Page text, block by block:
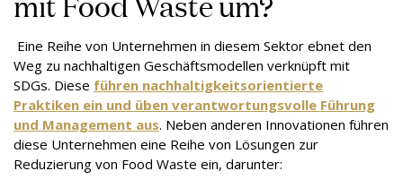
Eine Reihe von Unternehmen in diesem Sektor ebnet den
Weg zu nachhaltigen Geschäftsmodellen verknüpft mit
SDGs. Diese führen nachhaltigkeitsorientierte
Praktiken ein und üben verantwortungsvolle Führung
und Management aus. Neben anderen Innovationen führen
diese Unternehmen eine Reihe von Lösungen zur
Reduzierung von Food Waste ein, darunter: